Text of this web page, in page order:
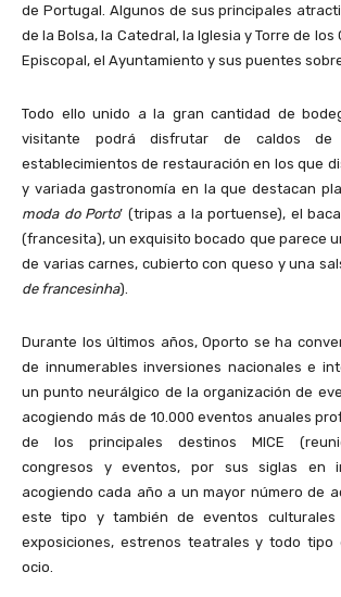
de Portugal. Algunos de sus principales
de la Bolsa, la Catedral, la Iglesia y Torre de los
Episcopal, el Ayuntamiento y sus puentes
Todo ello unido a la gran cantidad de
visitante podrá disfrutar de caldos
establecimientos de restauración en los que
y variada gastronomía en la que destacan
moda do Porto’ (tripas a la portuense), el
(francesita), un exquisito bocado que parece
de varias carnes, cubierto con queso y una
de francesinha).
Durante los últimos años, Oporto se ha
de innumerables inversiones nacionales e
un punto neurálgico de la organización de
acogiendo más de 10.000 eventos anuales
de los principales destinos MICE
congresos y eventos, por sus siglas en
acogiendo cada año a un mayor número de
este tipo y también de eventos culturales
exposiciones, estrenos teatrales y todo tipo
ocio.